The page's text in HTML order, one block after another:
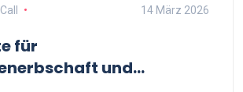
14 März 2026
für
und